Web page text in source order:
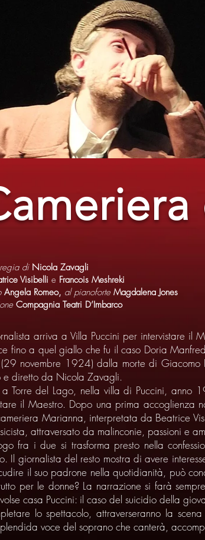
di Nicola Zavagli
Visibelli e Francois Meshreki
Angela Romeo, al pianoforte Magdalena Jones
Compagnia Teatri D’Imbarco
arriva a Villa Puccini per intervistare il
fino a quel giallo che fu il caso Doria
novembre 1924) dalla morte di Giacomo
e diretto da Nicola Zavagli.
a Torre del Lago, nella villa di Puccini, anno
il Maestro. Dopo una prima accoglienza
Marianna, interpretata da Beatrice
attraversato da malinconie, passioni e
fra i due si trasforma presto nella
Il giornalista del resto mostra di avere
il suo padrone nella quotidianità, può
per le donne? La narrazione si farà
casa Puccini: il caso del suicidio della
lo spettacolo, attraverseranno la
voce del soprano che canterà,